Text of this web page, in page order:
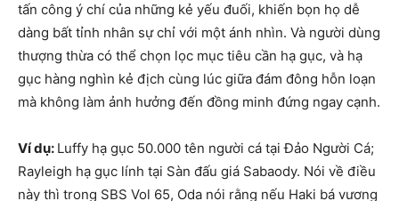
tấn công ý chí của những kẻ yếu đuối, khiến bọn họ dễ
dàng bất tỉnh nhân sự chỉ với một ánh nhìn. Và người dùng
thượng thừa có thể chọn lọc mục tiêu cần hạ gục, và hạ
gục hàng nghìn kẻ địch cùng lúc giữa đám đông hỗn loạn
mà không làm ảnh hưởng đến đồng minh đứng ngay cạnh.
Ví dụ: Luffy hạ gục 50.000 tên người cá tại Đảo Người Cá;
Rayleigh hạ gục lính tại Sàn đấu giá Sabaody. Nói về điều
này thì trong SBS Vol 65, Oda nói rằng nếu Haki bá vương